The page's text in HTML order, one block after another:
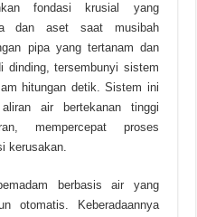
fondasi krusial yang
dan aset saat musibah
pipa yang tertanam dan
dinding, tersembunyi sistem
hitungan detik. Sistem ini
air bertekanan tinggi
mempercepat proses
kerusakan.
berbasis air yang
otomatis. Keberadaannya